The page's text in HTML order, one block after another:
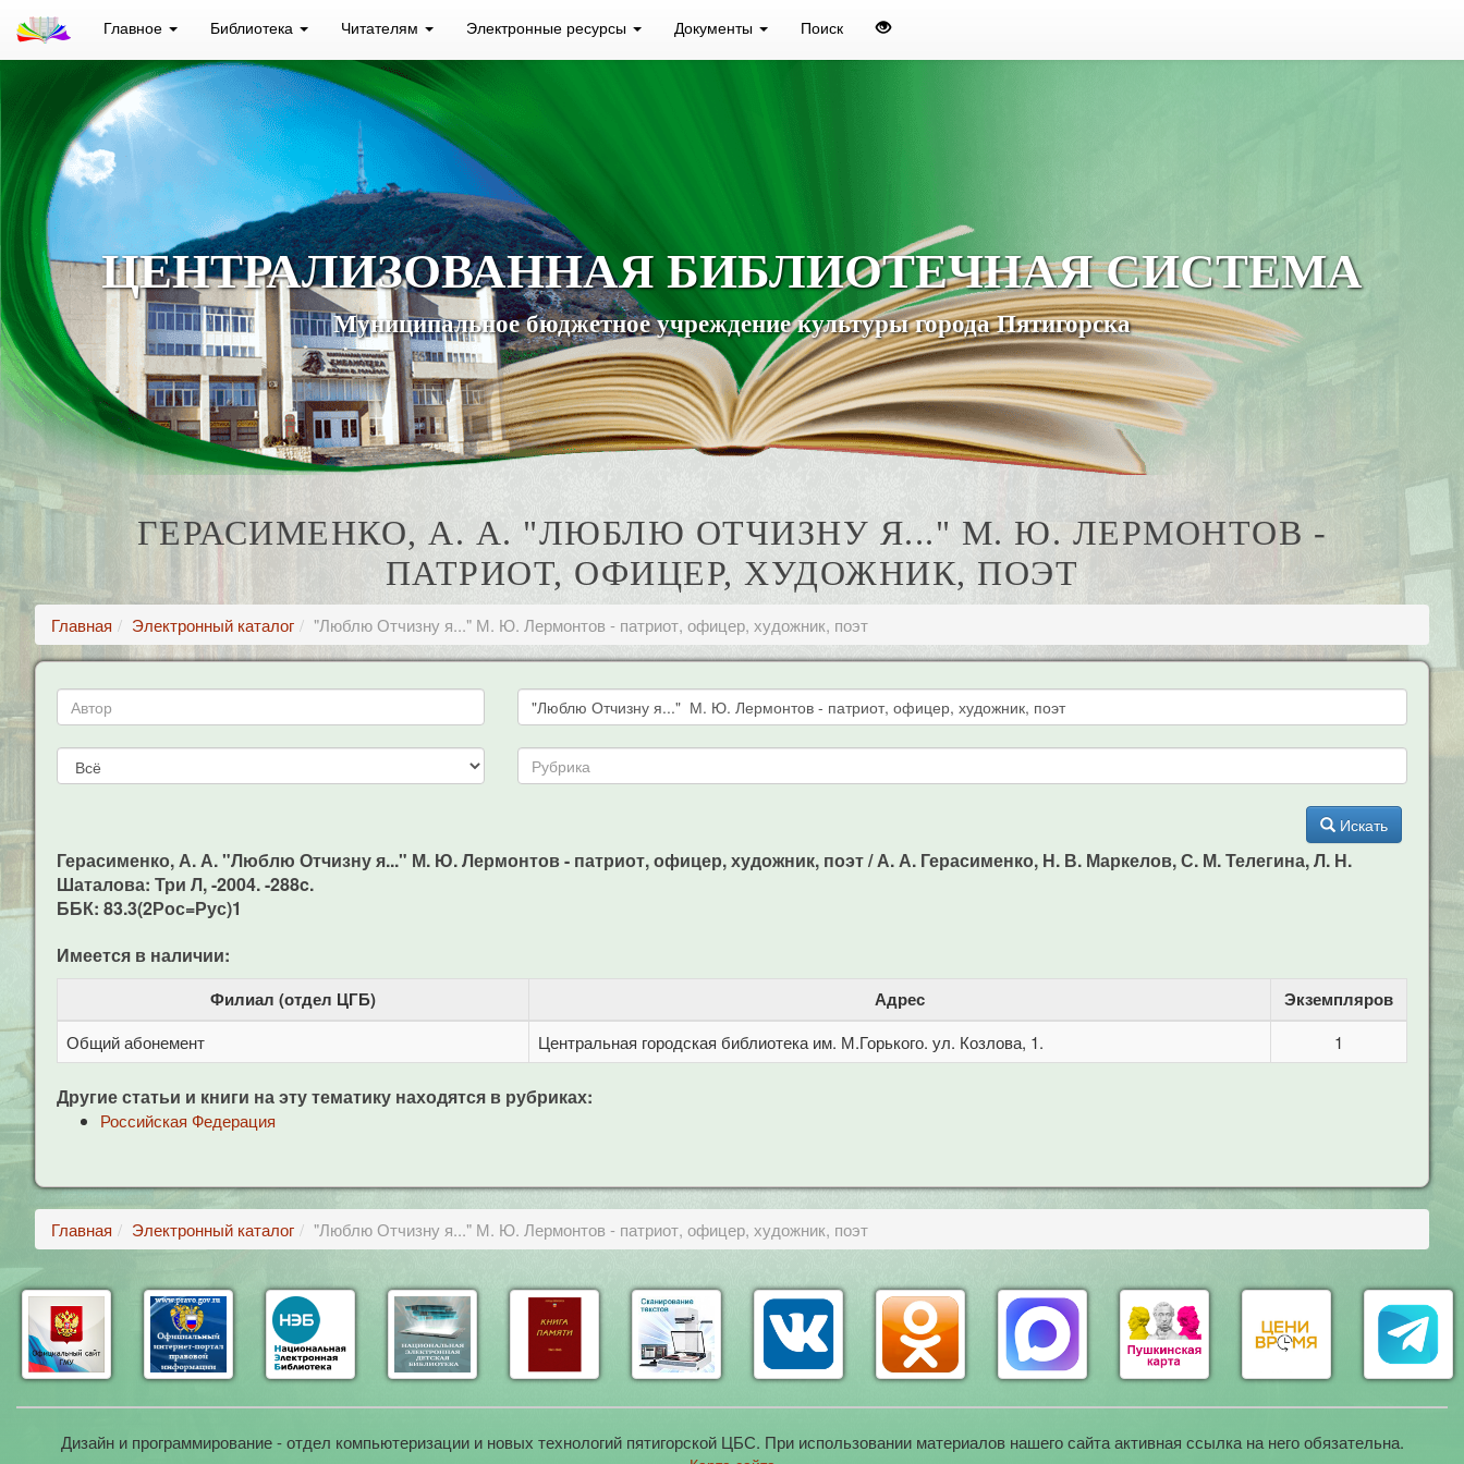
Главное Библиотека Читателям Электронные ресурсы Документы Поиск
ЦЕНТРАЛИЗОВАННАЯ БИБЛИОТЕЧНАЯ СИСТЕМА
Муниципальное бюджетное учреждение культуры города Пятигорска
ГЕРАСИМЕНКО, А. А. "ЛЮБЛЮ ОТЧИЗНУ Я..." М. Ю. ЛЕРМОНТОВ -
ПАТРИОТ, ОФИЦЕР, ХУДОЖНИК, ПОЭТ
Главная Электронный каталог "Люблю Отчизну я..." М. Ю. Лермонтов - патриот, офицер, художник, поэт
Искать
Герасименко, А. А. "Люблю Отчизну я..." М. Ю. Лермонтов - патриот, офицер, художник, поэт / А. А. Герасименко, Н. В. Маркелов, С. М. Телегина, Л. Н.
Шаталова: Три Л, -2004. -288c.
ББК: 83.3(2Рос=Рус)1
Имеется в наличии:
Филиал (отдел ЦГБ) Адрес Экземпляров
Общий абонемент Центральная городская библиотека им. М.Горького. ул. Козлова, 1. 1
Другие статьи и книги на эту тематику находятся в рубриках:
Российская Федерация
Главная Электронный каталог "Люблю Отчизну я..." М. Ю. Лермонтов - патриот, офицер, художник, поэт
Дизайн и программирование - отдел компьютеризации и новых технологий пятигорской ЦБС. При использовании материалов нашего сайта активная ссылка на него обязательна.